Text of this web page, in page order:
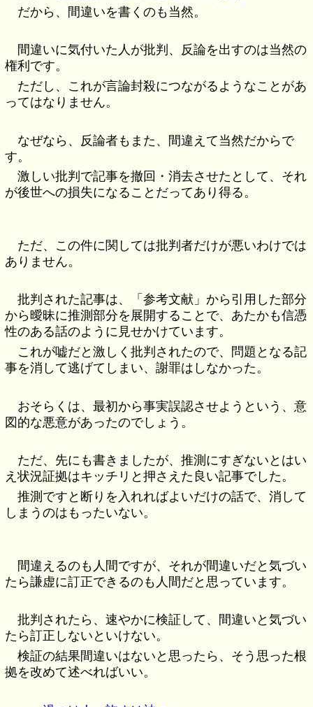
だから、間違いを書くのも当然。
間違いに気付いた人が批判、反論を出すのは当然の
権利です。
ただし、これが言論封殺につながるようなことがあ
ってはなりません。
なぜなら、反論者もまた、間違えて当然だからで
す。
激しい批判で記事を撤回・消去させたとして、それ
が後世への損失になることだってあり得る。
ただ、この件に関しては批判者だけが悪いわけでは
ありません。
批判された記事は、「参考文献」から引用した部分
から曖昧に推測部分を展開することで、あたかも信憑
性のある話のように見せかけています。
これが嘘だと激しく批判されたので、問題となる記
事を消して逃げてしまい、謝罪はしなかった。
おそらくは、最初から事実誤認させようという、意
図的な悪意があったのでしょう。
ただ、先にも書きましたが、推測にすぎないとはい
え状況証拠はキッチリと押さえた良い記事でした。
推測ですと断りを入れればよいだけの話で、消して
しまうのはもったいない。
間違えるのも人間ですが、それが間違いだと気づい
たら謙虚に訂正できるのも人間だと思っています。
批判されたら、速やかに検証して、間違いと気づい
たら訂正しないといけない。
検証の結果間違いはないと思ったら、そう思った根
拠を改めて述べればいい。